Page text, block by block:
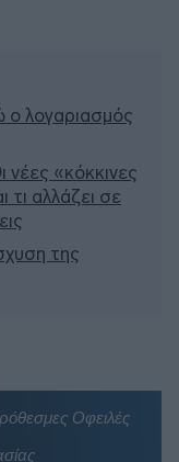
ο λογαριασμός
«κόκκινες
τι αλλάζει σε
της
Οφειλές